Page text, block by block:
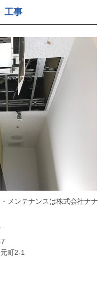
工事
メンテナンスは株式会社ナナ
町2-1